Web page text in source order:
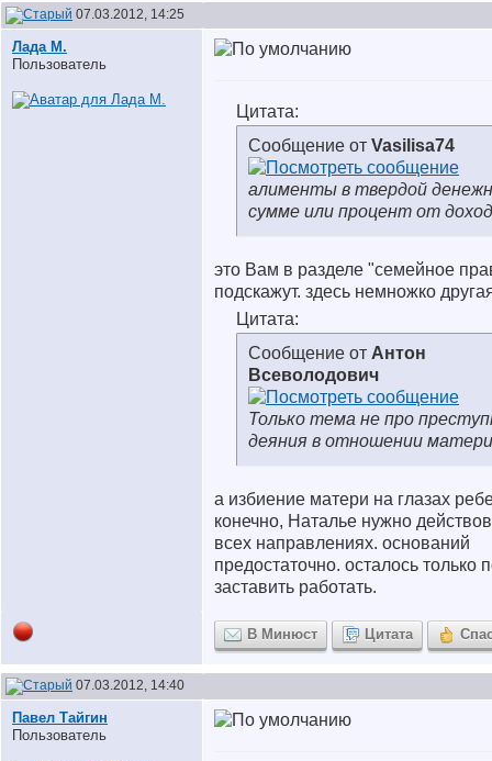
07.03.2012, 14:25
Лада М.
Пользователь
Цитата:
Сообщение от Vasilisa74
алименты в твердой
сумме или процент от
это Вам в разделе "семейное
подскажут. здесь немножко
Цитата:
Сообщение от Антон
Всеволодович
Только тема не про
деяния в отношении
а избиение матери на глазах
конечно, Наталье нужно
всех направлениях. оснований
предостаточно. осталось только
заставить работать.
В Минюст Цитата
07.03.2012, 14:40
Павел Тайгин
Пользователь